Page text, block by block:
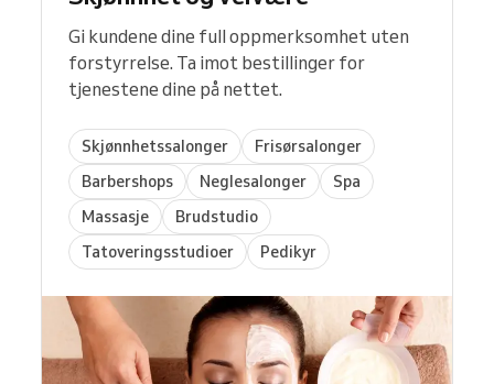
Gi kundene dine full oppmerksomhet uten
forstyrrelse. Ta imot bestillinger for
tjenestene dine på nettet.
Skjønnhetssalonger
Frisørsalonger
Barbershops
Neglesalonger
Spa
Massasje
Brudstudio
Tatoveringsstudioer
Pedikyr